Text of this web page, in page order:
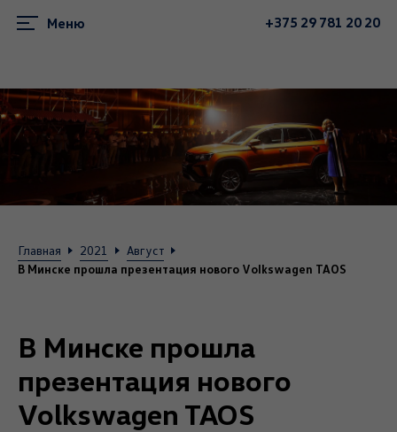
Меню +375 29 781 20 20
Главная 2021 Август
В Минске прошла презентация нового Volkswagen TAOS
В Минске прошла
презентация нового
Volkswagen TAOS